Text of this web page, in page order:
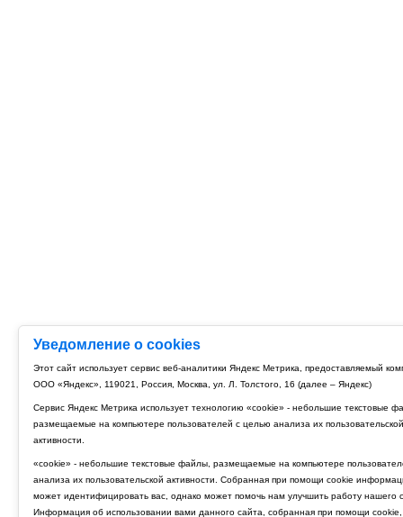
Уведомление о cookies
Этот сайт использует сервис веб-аналитики Яндекс Метрика, предоставляемый
ООО «Яндекс», 119021, Россия, Москва, ул. Л. Толстого, 16 (далее – Яндекс)
Сервис Яндекс Метрика использует технологию «cookie» - небольшие текстовые
размещаемые на компьютере пользователей с целью анализа их пользовательской
активности.
«cookie» - небольшие текстовые файлы, размещаемые на компьютере
анализа их пользовательской активности. Собранная при помощи cookie
может идентифицировать вас, однако может помочь нам улучшить работу нашего
Информация об использовании вами данного сайта, собранная при помощи cookie,